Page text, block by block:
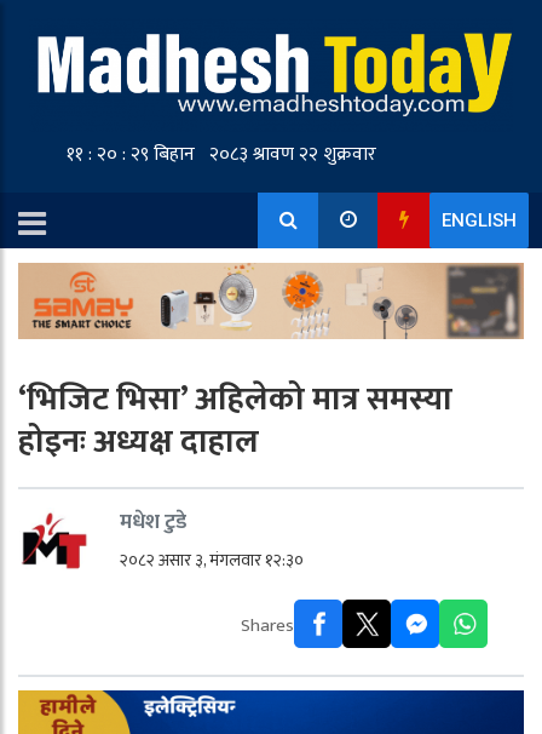
ENGLISH
‘भिजिट भिसा’ अहिलेको मात्र समस्या
होइनः अध्यक्ष दाहाल
मधेश टुडे
२०८२ असार ३, मंगलवार १२:३०
Shares